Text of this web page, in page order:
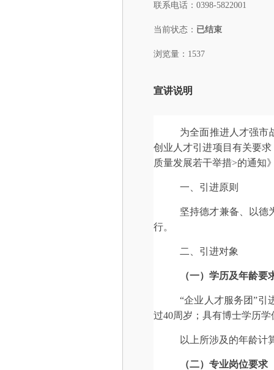
联系电话： 0398-5822001
当前状态： 已结束
浏览量：1537
宣讲说明
为全面推进人才强市
创业人才引进项目有关要
质量发展若干举措>的通知
一、引进原则
坚持德才兼备、以德
行。
二、引进对象
（一）学历及年龄要
“企业人才服务团”引
过40周岁；具有博士学历
以上所涉及的年龄计
（二）专业岗位要求